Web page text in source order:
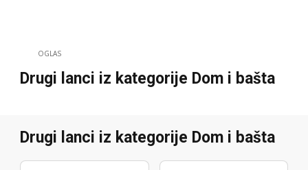
OGLAS
Drugi lanci iz kategorije Dom i bašta
Drugi lanci iz kategorije Dom i bašta